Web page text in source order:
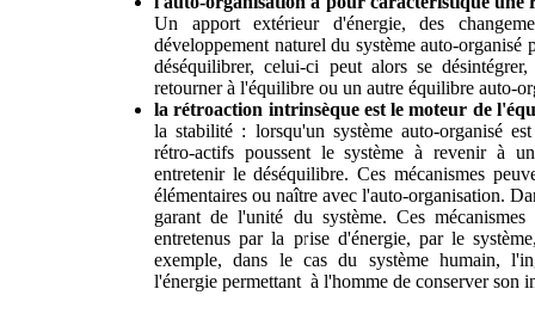
Un apport extérieur d'énergie, des
développement naturel du système auto-organisé
déséquilibrer, celui-ci peut alors se
retourner à l'équilibre ou un autre équilibre auto-
la rétroaction intrinsèque est le moteur de
la stabilité : lorsqu'un système auto-organisé
rétro-actifs poussent le système à revenir à
entretenir le déséquilibre. Ces mécanismes
élémentaires ou naître avec l'auto-organisation.
garant de l'unité du système. Ces
entretenus par la prise d'énergie, par le
exemple, dans le cas du système humain,
l'énergie permettant à l'homme de conserver son